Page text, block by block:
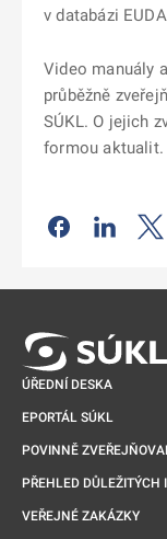
v databázi
Video manuály
průběžně
SÚKL. O jejich
formou aktualit.
Odkaz se
ÚŘEDNÍ DESKA
EPORTÁL SÚKL
POVINNĚ
PŘEHLED DŮLEŽITÝCH
VEŘEJNÉ ZAKÁZKY